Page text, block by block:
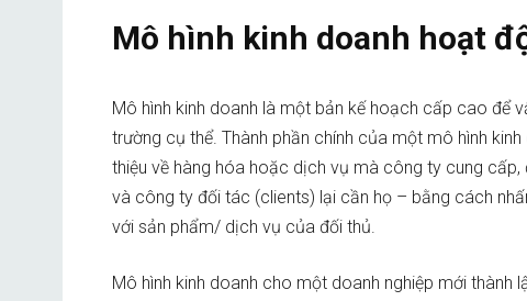
Mô hình kinh doanh hoạt
Mô hình kinh doanh là một bản kế hoạch cấp cao để
trường cụ thể. Thành phần chính của một mô hình kinh
thiệu về hàng hóa hoặc dịch vụ mà công ty cung
và công ty đối tác (clients) lại cần họ – bằng cách
với sản phẩm/ dịch vụ của đối thủ.
Mô hình kinh doanh cho một doanh nghiệp mới thành